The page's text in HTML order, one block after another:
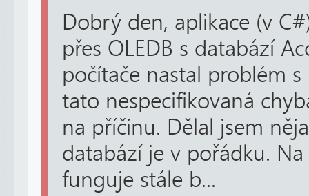
Dobrý den, aplikace (v
přes OLEDB s databází
počítače nastal problém
tato nespecifikovaná
na příčinu. Dělal jsem
databází je v pořádku.
funguje stále b...